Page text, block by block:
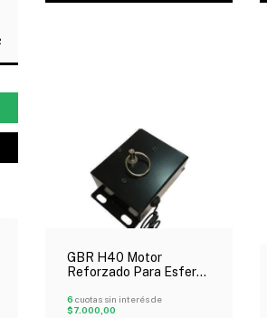
GBR H40 Motor
Reforzado Para Esfera
6 cuotas sin interés de
$7.000,00